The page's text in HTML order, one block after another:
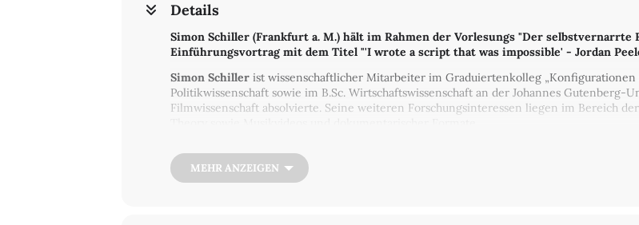
Details
Simon Schiller (Frankfurt a. M.) hält im Rahmen der Vorlesungs "Der
Einführungsvortrag mit dem Titel "'I wrote a script that was impossible' - Jordan
Simon Schiller ist wissenschaftlicher Mitarbeiter im Graduiertenkolleg „Konfigurationen
Politikwissenschaft sowie im B.Sc. Wirtschaftswissenschaft an der Johannes
Filmwissenschaft absolvierte. Seine weiteren Forschungsinteressen liegen im Bereich
MEHR ANZEIGEN